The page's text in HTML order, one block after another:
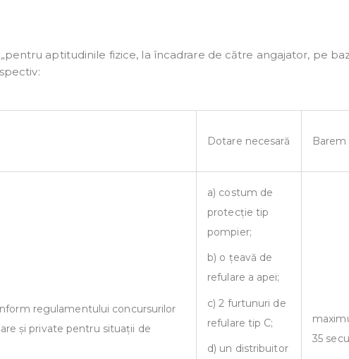
aptitudinile fizice, la încadrare de către angajator, pe
Dotare necesară Barem
regulamentului concursurilor
și private pentru situații de
a) costum de
protecție tip
pompier;
b) o țeavă de
refulare a apei;
c) 2 furtunuri de
refulare tip C;
d) un distribuitor
35